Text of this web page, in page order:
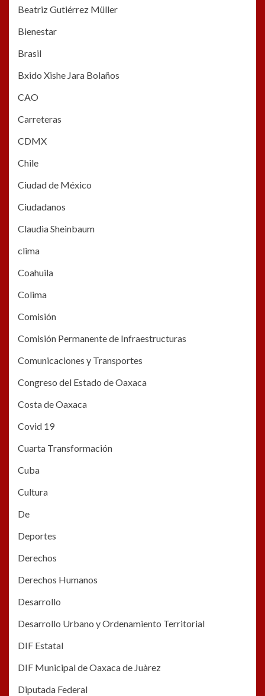
Beatriz Gutiérrez Müller
Bienestar
Brasil
Bxido Xishe Jara Bolaños
CAO
Carreteras
CDMX
Chile
Ciudad de México
Ciudadanos
Claudia Sheinbaum
clima
Coahuila
Colima
Comisión
Comisión Permanente de Infraestructuras
Comunicaciones y Transportes
Congreso del Estado de Oaxaca
Costa de Oaxaca
Covid 19
Cuarta Transformación
Cuba
Cultura
De
Deportes
Derechos
Derechos Humanos
Desarrollo
Desarrollo Urbano y Ordenamiento Territorial
DIF Estatal
DIF Municipal de Oaxaca de Juàrez
Diputada Federal